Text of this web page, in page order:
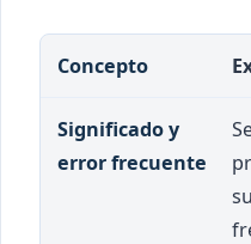
Concepto